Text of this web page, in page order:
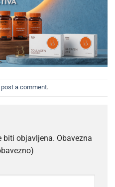
post a comment.
biti objavljena. Obavezna